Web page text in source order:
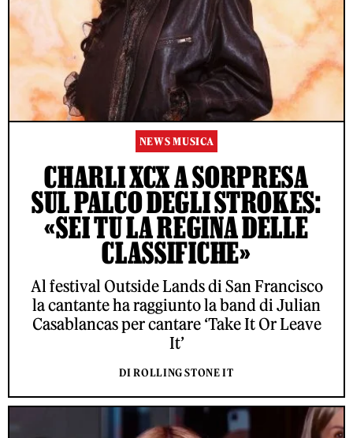
NEWS MUSICA
CHARLI XCX A SORPRESA
SUL PALCO DEGLI STROKES:
«SEI TU LA REGINA DELLE
CLASSIFICHE»
Al festival Outside Lands di San Francisco
la cantante ha raggiunto la band di Julian
Casablancas per cantare ‘Take It Or Leave
It’
DI ROLLING STONE IT